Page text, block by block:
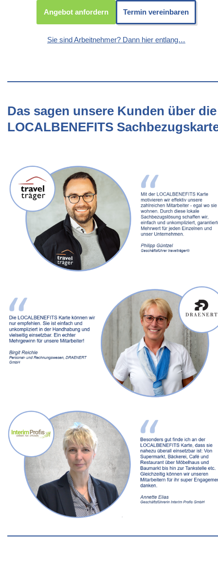
Angebot anfordern Termin vereinbaren
Sie sind Arbeitnehmer? Dann hier entlang…
Das sagen unsere Kunden über die
LOCALBENEFITS